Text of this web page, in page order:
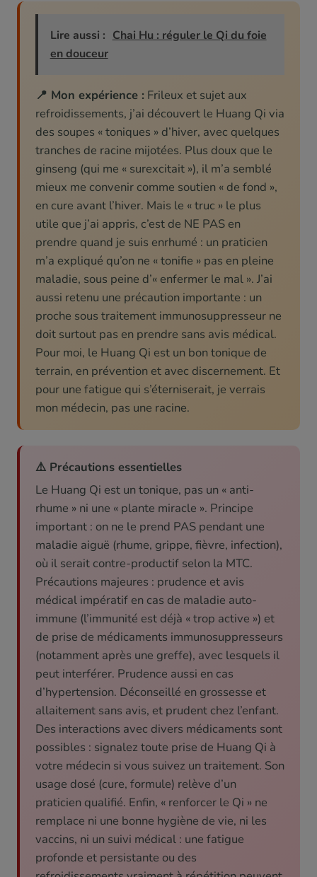
Lire aussi : Chai Hu : réguler le Qi du foie
en douceur
📍 Mon expérience : Frileux et sujet aux
refroidissements, j’ai découvert le Huang Qi via
des soupes « toniques » d’hiver, avec quelques
tranches de racine mijotées. Plus doux que le
ginseng (qui me « surexcitait »), il m’a semblé
mieux me convenir comme soutien « de fond »,
en cure avant l’hiver. Mais le « truc » le plus
utile que j’ai appris, c’est de NE PAS en
prendre quand je suis enrhumé : un praticien
m’a expliqué qu’on ne « tonifie » pas en pleine
maladie, sous peine d’« enfermer le mal ». J’ai
aussi retenu une précaution importante : un
proche sous traitement immunosuppresseur ne
doit surtout pas en prendre sans avis médical.
Pour moi, le Huang Qi est un bon tonique de
terrain, en prévention et avec discernement. Et
pour une fatigue qui s’éterniserait, je verrais
mon médecin, pas une racine.
⚠️ Précautions essentielles
Le Huang Qi est un tonique, pas un « anti-
rhume » ni une « plante miracle ». Principe
important : on ne le prend PAS pendant une
maladie aiguë (rhume, grippe, fièvre, infection),
où il serait contre-productif selon la MTC.
Précautions majeures : prudence et avis
médical impératif en cas de maladie auto-
immune (l’immunité est déjà « trop active ») et
de prise de médicaments immunosuppresseurs
(notamment après une greffe), avec lesquels il
peut interférer. Prudence aussi en cas
d’hypertension. Déconseillé en grossesse et
allaitement sans avis, et prudent chez l’enfant.
Des interactions avec divers médicaments sont
possibles : signalez toute prise de Huang Qi à
votre médecin si vous suivez un traitement. Son
usage dosé (cure, formule) relève d’un
praticien qualifié. Enfin, « renforcer le Qi » ne
remplace ni une bonne hygiène de vie, ni les
vaccins, ni un suivi médical : une fatigue
profonde et persistante ou des